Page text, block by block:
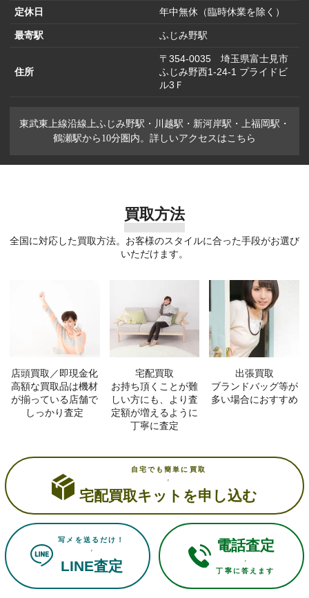
定休日 年中無休（臨時休業を除く）
最寄駅 ふじみ野駅
住所
〒354-0035 埼玉県富士見市
ふじみ野西1-24-1 プライドビ
ル3Ｆ
東武東上線沿線上ふじみ野駅・川越駅・新河岸駅・上福岡駅・
鶴瀬駅から10分圏内。詳しいアクセスはこちら
買取方法
全国に対応した買取方法。お客様のスタイルに合った手段がお選び
いただけます。
店頭買取／即現金化
高額な買取品は機材
が揃っている店舗で
しっかり査定
宅配買取
お持ち頂くことが難
しい方にも、より査
定額が増えるように
丁寧に査定
出張買取
ブランドバッグ等が
多い場合におすすめ
自宅でも簡単に買取
宅配買取キットを申し込む
写メを送るだけ！
LINE査定
電話査定
丁寧に答えます